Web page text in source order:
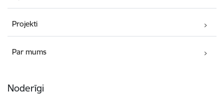
Projekti
Par mums
Noderīgi